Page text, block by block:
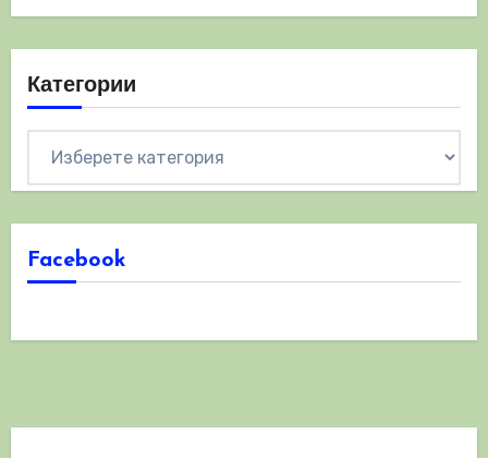
Категории
Facebook